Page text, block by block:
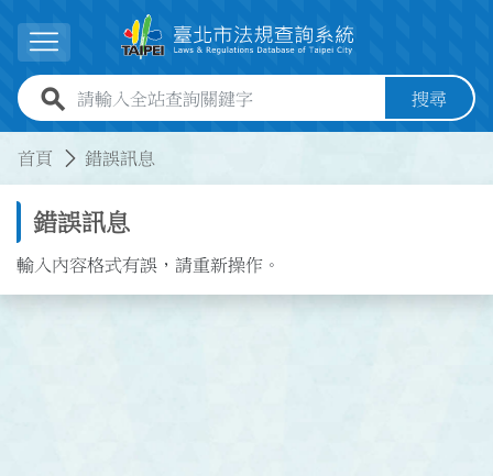
展開選單
全站查詢關鍵字欄位 搜尋
首頁 錯誤訊息
錯誤訊息
輸入內容格式有誤，請重新操作。